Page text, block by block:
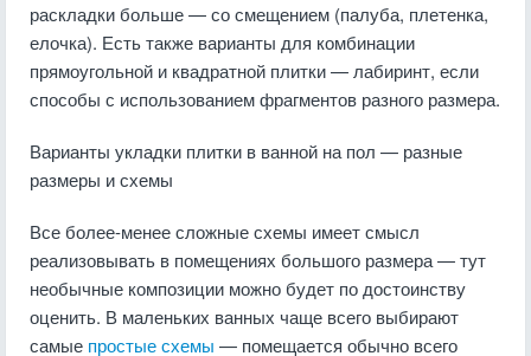
раскладки больше — со смещением (палуба, плетенка,
елочка). Есть также варианты для комбинации
прямоугольной и квадратной плитки — лабиринт, если
способы с использованием фрагментов разного размера.
Варианты укладки плитки в ванной на пол — разные
размеры и схемы
Все более-менее сложные схемы имеет смысл
реализовывать в помещениях большого размера — тут
необычные композиции можно будет по достоинству
оценить. В маленьких ванных чаще всего выбирают
самые простые схемы — помещается обычно всего